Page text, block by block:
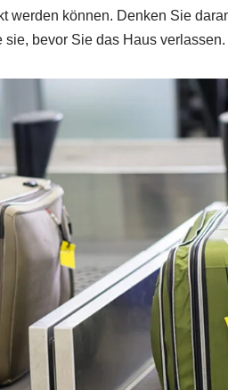
werden können. Denken Sie
sie, bevor Sie das Haus verlassen.